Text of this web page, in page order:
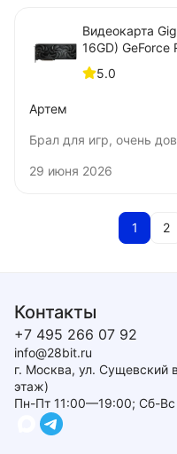
Видеокарта
16GD) GeForce
SFF
5.0
Артем
Брал для игр, очень
29 июня 2026
1 2
Контакты
+7 495 266 07 92
info@28bit.ru
г. Москва, ул. Сущевский
этаж)
Пн-Пт 11:00—19:00; Сб-Вс